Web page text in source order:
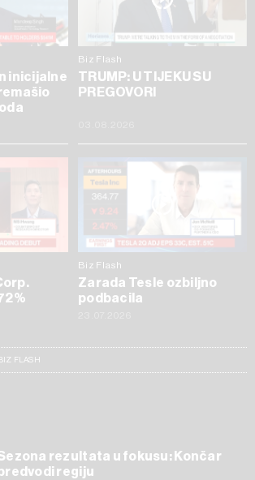
inicijalne
Biz Flash
TRUMP: U TIJEKU SU
PREGOVORI
Biz Flash
Zarada Tesle ozbiljno
podbacila
FLASH
rezultata u fokusu: Končar
regiju